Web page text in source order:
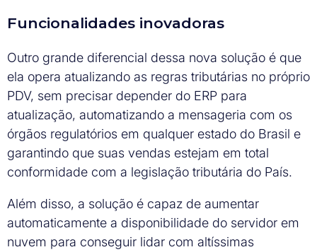
Funcionalidades inovadoras
Outro grande diferencial dessa nova solução é que
ela opera atualizando as regras tributárias no próprio
PDV, sem precisar depender do ERP para
atualização, automatizando a mensageria com os
órgãos regulatórios em qualquer estado do Brasil e
garantindo que suas vendas estejam em total
conformidade com a legislação tributária do País.
Além disso, a solução é capaz de aumentar
automaticamente a disponibilidade do servidor em
nuvem para conseguir lidar com altíssimas